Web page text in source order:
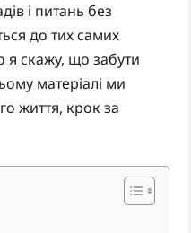
і питань без
до тих самих
я скажу, що забути
матеріалі ми
життя, крок за